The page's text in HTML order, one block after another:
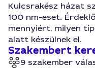
Kulcsrakész házat
100 nm-eset.
mennyiért, milyen
alatt készülnek el.
Szakembert
9 szakember